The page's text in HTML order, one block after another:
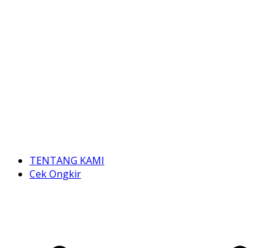
TENTANG KAMI
Cek Ongkir